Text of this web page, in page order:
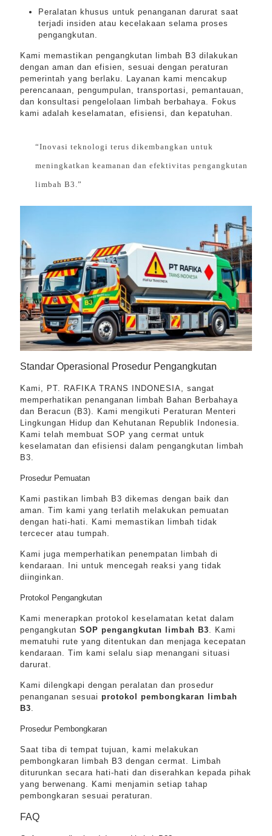
Peralatan khusus untuk penanganan darurat saat
terjadi insiden atau kecelakaan selama proses
pengangkutan.
Kami memastikan pengangkutan limbah B3 dilakukan
dengan aman dan efisien, sesuai dengan peraturan
pemerintah yang berlaku. Layanan kami mencakup
perencanaan, pengumpulan, transportasi, pemantauan,
dan konsultasi pengelolaan limbah berbahaya. Fokus
kami adalah keselamatan, efisiensi, dan kepatuhan.
“Inovasi teknologi terus dikembangkan untuk
meningkatkan keamanan dan efektivitas pengangkutan
limbah B3.”
Standar Operasional Prosedur Pengangkutan
Kami, PT. RAFIKA TRANS INDONESIA, sangat
memperhatikan penanganan limbah Bahan Berbahaya
dan Beracun (B3). Kami mengikuti Peraturan Menteri
Lingkungan Hidup dan Kehutanan Republik Indonesia.
Kami telah membuat SOP yang cermat untuk
keselamatan dan efisiensi dalam pengangkutan limbah
B3.
Prosedur Pemuatan
Kami pastikan limbah B3 dikemas dengan baik dan
aman. Tim kami yang terlatih melakukan pemuatan
dengan hati-hati. Kami memastikan limbah tidak
tercecer atau tumpah.
Kami juga memperhatikan penempatan limbah di
kendaraan. Ini untuk mencegah reaksi yang tidak
diinginkan.
Protokol Pengangkutan
Kami menerapkan protokol keselamatan ketat dalam
pengangkutan SOP pengangkutan limbah B3. Kami
mematuhi rute yang ditentukan dan menjaga kecepatan
kendaraan. Tim kami selalu siap menangani situasi
darurat.
Kami dilengkapi dengan peralatan dan prosedur
penanganan sesuai protokol pembongkaran limbah
B3.
Prosedur Pembongkaran
Saat tiba di tempat tujuan, kami melakukan
pembongkaran limbah B3 dengan cermat. Limbah
diturunkan secara hati-hati dan diserahkan kepada pihak
yang berwenang. Kami menjamin setiap tahap
pembongkaran sesuai peraturan.
FAQ